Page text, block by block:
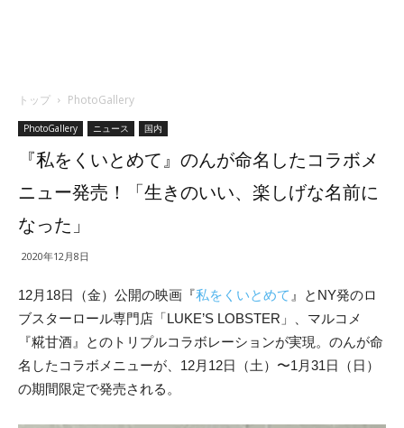
トップ PhotoGallery
PhotoGallery ニュース 国内
『私をくいとめて』のんが命名したコラボメ
ニュー発売！「生きのいい、楽しげな名前に
なった」
2020年12月8日
12月18日（金）公開の映画『私をくいとめて 』とNY発のロ
ブスターロール専門店「LUKE’S LOBSTER」、マルコメ
『糀甘酒』とのトリプルコラボレーションが実現。のんが命
名したコラボメニューが、12月12日（土）〜1月31日（日）
の期間限定で発売される。